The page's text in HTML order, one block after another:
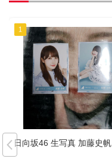
日向坂46 生写真 加藤史帆